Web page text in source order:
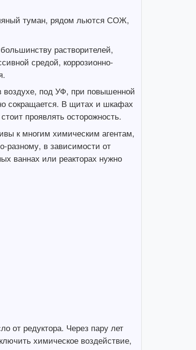
туман, рядом льются СОЖ,
растворителей,
средой, коррозионно-
воздухе, под УФ, при повышенной
сокращается. В щитах и шкафах
проявлять осторожность.
к многим химическим агентам,
разному, в зависимости от
ваннах или реакторах нужно
от редуктора. Через пару лет
химическое воздействие,